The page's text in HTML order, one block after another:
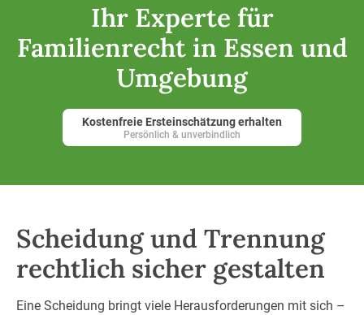
Ihr Experte für
Familienrecht in Essen und
Umgebung
Kostenfreie Ersteinschätzung erhalten
Persönlich & unverbindlich
Scheidung und Trennung
rechtlich sicher gestalten
Eine Scheidung bringt viele Herausforderungen mit sich –